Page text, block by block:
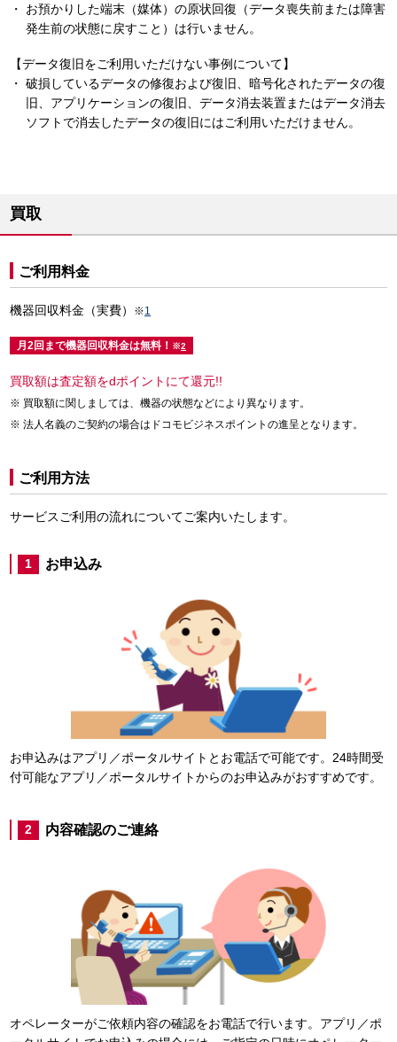
お預かりした端末（媒体）の原状回復（データ喪失前または障害
発生前の状態に戻すこと）は行いません。
【データ復旧をご利用いただけない事例について】
破損しているデータの修復および復旧、暗号化されたデータの復
旧、アプリケーションの復旧、データ消去装置またはデータ消去
ソフトで消去したデータの復旧にはご利用いただけません。
買取
ご利用料金
機器回収料金（実費） ※1
月2回まで機器回収料金は無料！ ※2
買取額は査定額をdポイントにて還元!!
買取額に関しましては、機器の状態などにより異なります。
法人名義のご契約の場合はドコモビジネスポイントの進呈となります。
ご利用方法
サービスご利用の流れについてご案内いたします。
1 お申込み
お申込みはアプリ／ポータルサイトとお電話で可能です。24時間受
付可能なアプリ／ポータルサイトからのお申込みがおすすめです。
2 内容確認のご連絡
オペレーターがご依頼内容の確認をお電話で行います。アプリ／ポ